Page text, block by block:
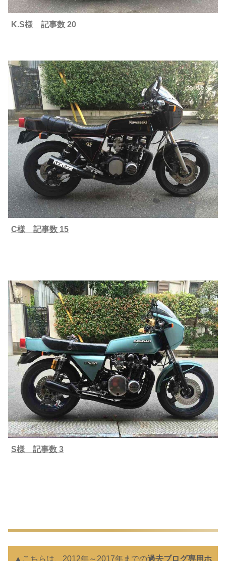
K.S様 記事数 20
C様 記事数 15
S様 記事数 3
▲こちらは、2012年～2017年までの過去ブログ専用ホ